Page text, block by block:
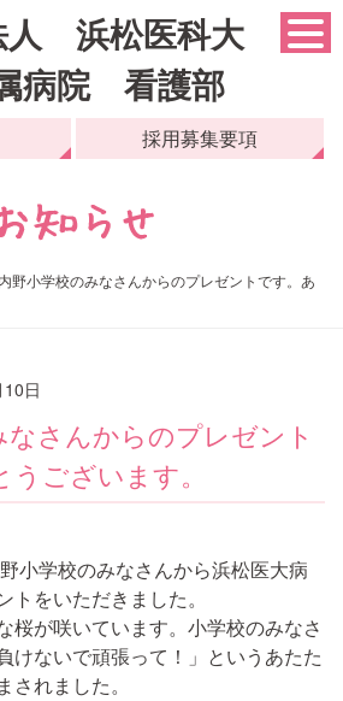
採用募集要項
内野小学校のみなさんからのプレゼントです。あ
日
なさんからのプレゼント
ございます。
小学校のみなさんから浜松医大病
をいただきました。
桜が咲いています。小学校のみなさ
けないで頑張って！」というあたた
れました。